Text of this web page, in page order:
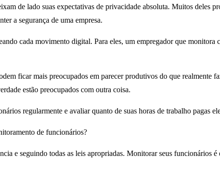
de lado suas expectativas de privacidade absoluta. Muitos deles
a segurança de uma empresa.
cada movimento digital. Para eles, um empregador que monitora
ficar mais preocupados em parecer produtivos do que realmente
estão preocupados com outra coisa.
regularmente e avaliar quanto de suas horas de trabalho pagas
de funcionários?
e seguindo todas as leis apropriadas. Monitorar seus funcionários